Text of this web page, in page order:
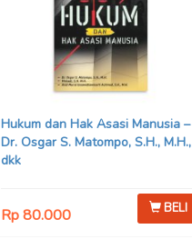
Hukum dan Hak Asasi Manusia –
Dr. Osgar S. Matompo, S.H., M.H.,
dkk
Rp 80.000 BELI